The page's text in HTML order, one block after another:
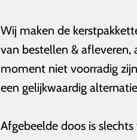
Wij maken de
van bestellen & afleveren,
moment niet voorradig
een gelijkwaardig
Afgebeelde doos is